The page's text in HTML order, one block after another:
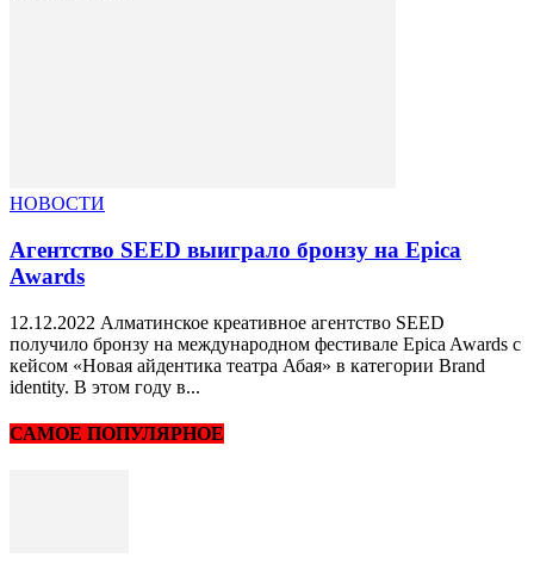
НОВОСТИ
Агентство SEED выиграло бронзу на Epica
Awards
12.12.2022 Алматинское креативное агентство SEED
получило бронзу на международном фестивале Epica Awards с
кейсом «Новая айдентика театра Абая» в категории Brand
identity. В этом году в...
САМОЕ ПОПУЛЯРНОЕ